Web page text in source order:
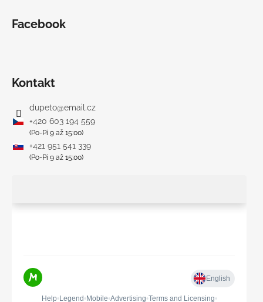
Facebook
Kontakt
dupeto@email.cz
+420 603 194 559
(Po-Pi 9 až 15:00)
+421 951 541 339
(Po-Pi 9 až 15:00)